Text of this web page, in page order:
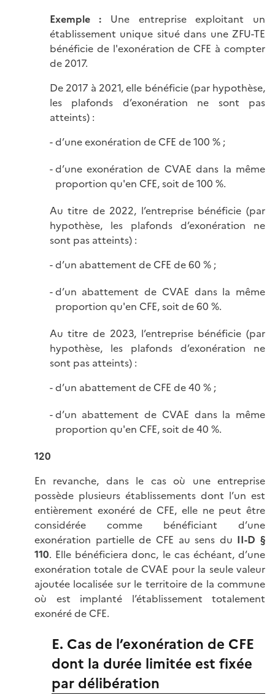
Exemple : Une entreprise exploitant un
établissement unique situé dans une ZFU-TE
bénéficie de l'exonération de CFE à compter
de 2017.
De 2017 à 2021, elle bénéficie (par hypothèse,
les plafonds d’exonération ne sont pas
atteints) :
d’une exonération de CFE de 100 % ;
d’une exonération de CVAE dans la même
proportion qu'en CFE, soit de 100 %.
Au titre de 2022, l’entreprise bénéficie (par
hypothèse, les plafonds d’exonération ne
sont pas atteints) :
d’un abattement de CFE de 60 % ;
d’un abattement de CVAE dans la même
proportion qu'en CFE, soit de 60 %.
Au titre de 2023, l’entreprise bénéficie (par
hypothèse, les plafonds d’exonération ne
sont pas atteints) :
d’un abattement de CFE de 40 % ;
d’un abattement de CVAE dans la même
proportion qu'en CFE, soit de 40 %.
120
En revanche, dans le cas où une entreprise
possède plusieurs établissements dont l’un est
entièrement exonéré de CFE, elle ne peut être
considérée comme bénéficiant d’une
exonération partielle de CFE au sens du II-D §
110. Elle bénéficiera donc, le cas échéant, d’une
exonération totale de CVAE pour la seule valeur
ajoutée localisée sur le territoire de la commune
où est implanté l’établissement totalement
exonéré de CFE.
E. Cas de l’exonération de CFE
dont la durée limitée est fixée
par délibération